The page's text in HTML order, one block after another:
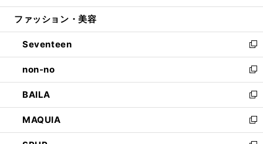
開
ウ
開
く
ン
ウ
で
開
く
ウ
ン
ド
ウ
で
開
く
ファッション・美容
Seventeen
新
し
い
ウ
ィ
ン
ド
ウ
non-no
新
し
い
ウ
ィ
ン
BAILA
新
し
い
ウ
MAQUIA
新
し